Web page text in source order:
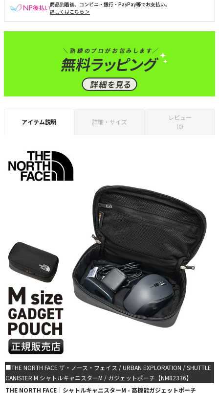
商品到着後、コンビニ・銀行・PayPay等でお支払い。
詳しくはこちら ＞
アイテム説明 詳細・サイズ
レビュー
（0）
■THE NORTH FACE ザ・ノース・フェイス / URBAN EXPLORATION / SHUTTLE
CANISTER M シャトルキャニスターM / ガジェットポーチ【NM82336】
THE NORTH FACE｜シャトルキャニスターM - 高機能ガジェットポーチ